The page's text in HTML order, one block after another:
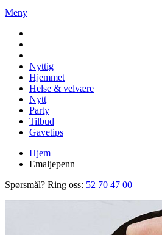
Meny
Nyttig
Hjemmet
Helse & velvære
Nytt
Party
Tilbud
Gavetips
Hjem
Emaljepenn
Spørsmål? Ring oss: 52 70 47 00